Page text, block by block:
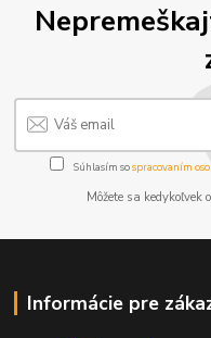
Súhlasím sospracovaním
Môžete sa
Informácie pre